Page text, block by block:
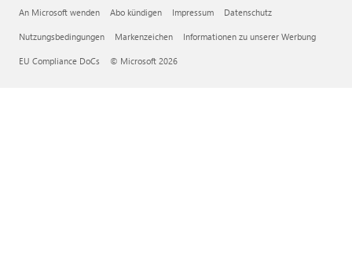
An Microsoft wenden Abo kündigen Impressum Datenschutz
Nutzungsbedingungen Markenzeichen Informationen zu unserer Werbung
EU Compliance DoCs © Microsoft 2026